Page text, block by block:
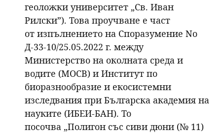
геоложки университет „Св. Иван
Рилски”). Това проучване е част
от изпълнението на Споразумение No
Д-33-10/25.05.2022 г. между
Министерство на околната среда и
водите (МОСВ) и Институт по
биоразнообразие и екосистемни
изследвания при Българска академия на
науките (ИБЕИ-БАН). То
посочва „Полигон със сиви дюни (№ 11)